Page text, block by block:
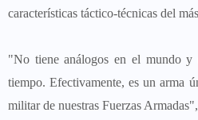
características táctico-técnicas del
"No tiene análogos en el mundo y
tiempo. Efectivamente, es un arma
militar de nuestras Fuerzas